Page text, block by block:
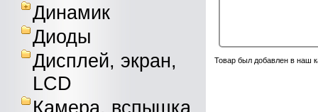
Динамик
Диоды
Дисплей, экран,
LCD
Камера, вспышка
Товар был добавлен в наш